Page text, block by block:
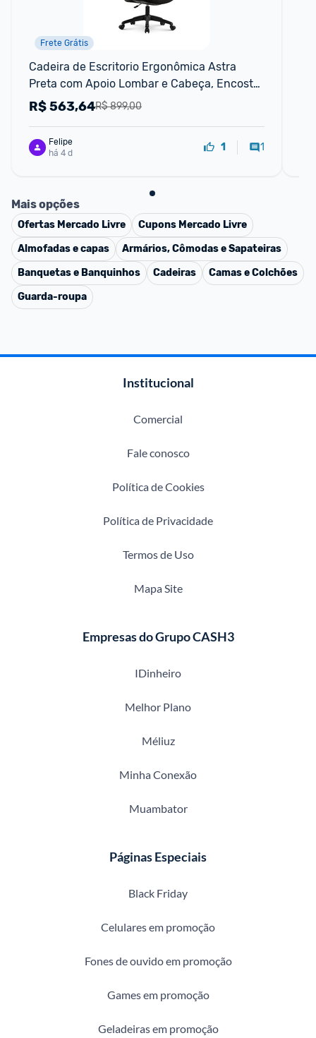
Frete Grátis
Cadeira de Escritorio Ergonômica Astra
Preta com Apoio Lombar e Cabeça, Encosto
Ajustável, Mesh Respirável
R$ 899,00
R$563,64
Felipe
há 4 d
1 1
Mais opções
Ofertas Mercado Livre Cupons Mercado Livre
Almofadas e capas
Armários, Cômodas e Sapateiras
Banquetas e Banquinhos
Cadeiras
Camas e Colchões
Guarda-roupa
Institucional
Comercial
Fale conosco
Política de Cookies
Política de Privacidade
Termos de Uso
Mapa Site
Empresas do Grupo CASH3
IDinheiro
Melhor Plano
Méliuz
Minha Conexão
Muambator
Páginas Especiais
Black Friday
Celulares em promoção
Fones de ouvido em promoção
Games em promoção
Geladeiras em promoção